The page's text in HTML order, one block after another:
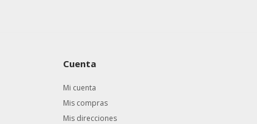
Cuenta
Mi cuenta
Mis compras
Mis direcciones